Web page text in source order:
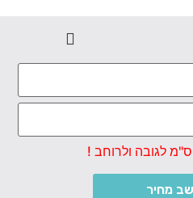
מחיר